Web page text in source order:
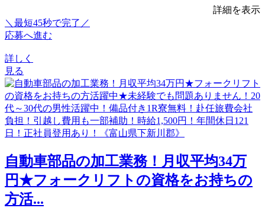
詳細を表示
＼最短45秒で完了／
応募へ進む
詳しく
見る
自動車部品の加工業務！月収平均34万
円★フォークリフトの資格をお持ちの
方活...